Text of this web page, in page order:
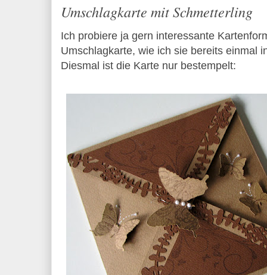
Umschlagkarte mit Schmetterling
Ich probiere ja gern interessante
Umschlagkarte, wie ich sie bereits einmal
Diesmal ist die Karte nur bestempelt: